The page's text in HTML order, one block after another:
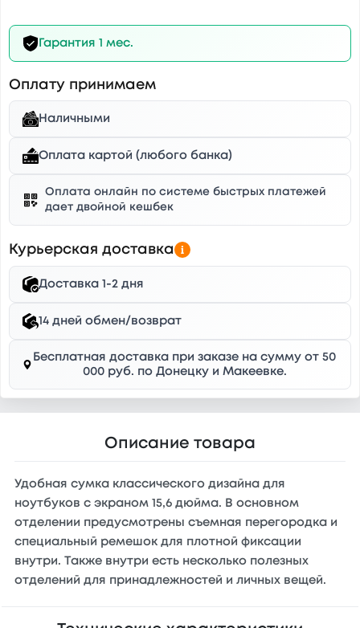
Гарантия 1 мес.
Оплату принимаем
Наличными
Оплата картой (любого банка)
Оплата онлайн по системе быстрых платежей
дает двойной кешбек
Курьерская доставка
Доставка 1-2 дня
14 дней обмен/возврат
Бесплатная доставка при заказе на сумму от 50
000 руб. по Донецку и Макеевке.
Описание товара
Удобная сумка классического дизайна для
ноутбуков с экраном 15,6 дюйма. В основном
отделении предусмотрены съемная перегородка и
специальный ремешок для плотной фиксации
внутри. Также внутри есть несколько полезных
отделений для принадлежностей и личных вещей.